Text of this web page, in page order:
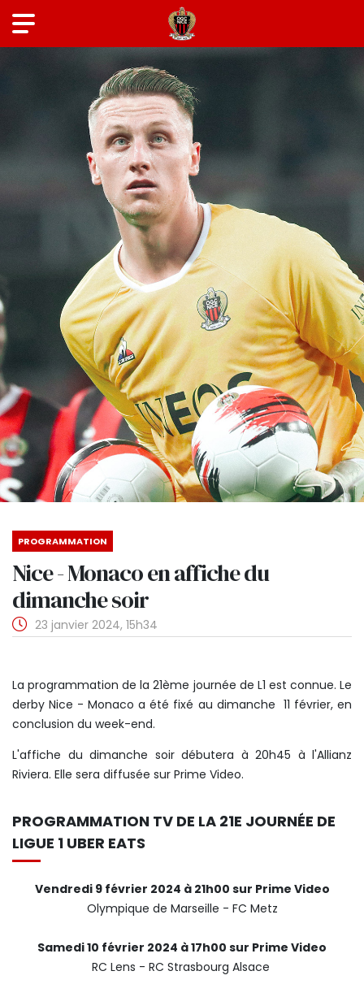
PROGRAMMATION
Nice - Monaco en affiche du
dimanche soir
23 janvier 2024, 15h34
La programmation de la 21ème journée de L1 est connue. Le
derby Nice - Monaco a été fixé au dimanche 11 février, en
conclusion du week-end.
L'affiche du dimanche soir débutera à 20h45 à l'Allianz
Riviera. Elle sera diffusée sur Prime Video.
PROGRAMMATION TV DE LA 21E JOURNÉE DE
LIGUE 1 UBER EATS
Vendredi 9 février 2024 à 21h00 sur Prime Video
Olympique de Marseille - FC Metz
Samedi 10 février 2024 à 17h00 sur Prime Video
RC Lens - RC Strasbourg Alsace